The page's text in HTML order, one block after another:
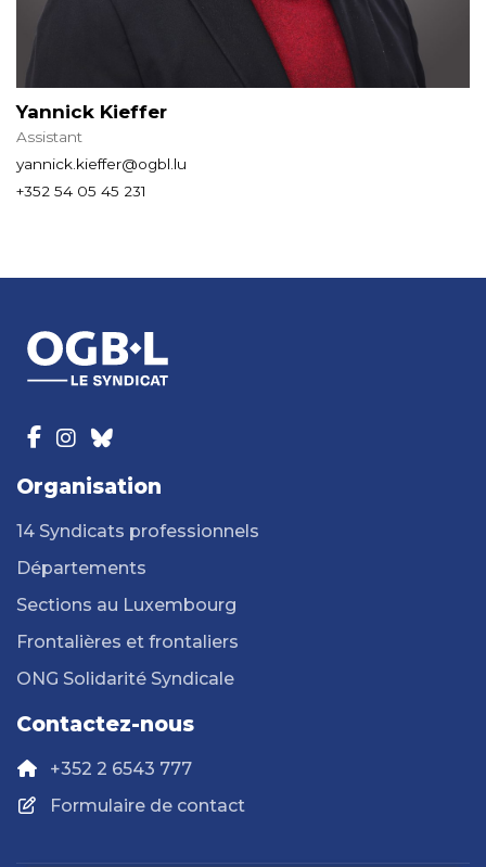
Yannick Kieffer
Assistant
yannick.kieffer@ogbl.lu
+352 54 05 45 231
Organisation
14 Syndicats professionnels
Départements
Sections au Luxembourg
Frontalières et frontaliers
ONG Solidarité Syndicale
Contactez-nous
+352 2 6543 777
Formulaire de contact